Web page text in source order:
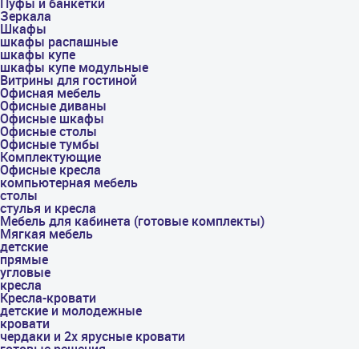
Пуфы и банкетки
Зеркала
Шкафы
шкафы распашные
шкафы купе
шкафы купе модульные
Витрины для гостиной
Офисная мебель
Офисные диваны
Офисные шкафы
Офисные столы
Офисные тумбы
Комплектующие
Офисные кресла
компьютерная мебель
столы
стулья и кресла
Мебель для кабинета (готовые комплекты)
Мягкая мебель
детские
прямые
угловые
кресла
Кресла-кровати
детские и молодежные
кровати
чердаки и 2х ярусные кровати